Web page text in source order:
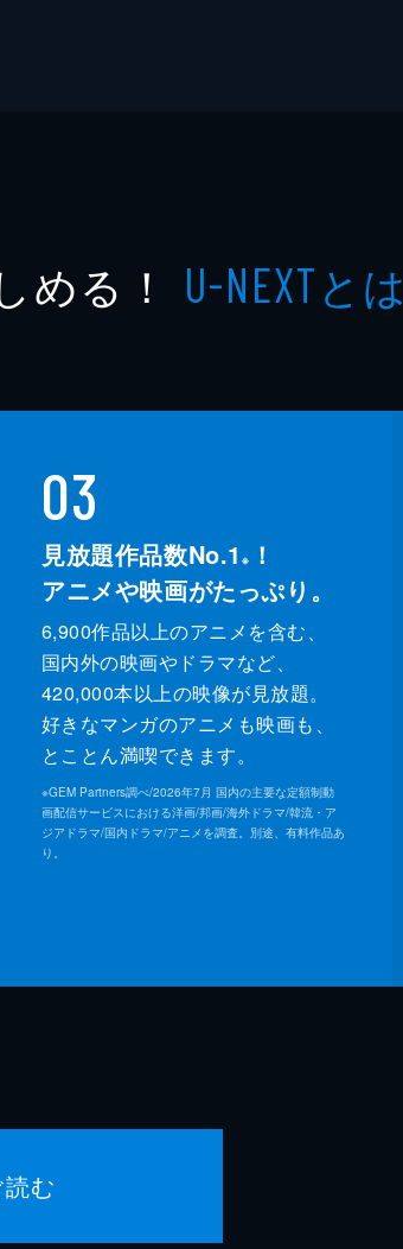
める！ U-NEXTとは
03
見放題作品数No.1 ※
！
アニメや映画がたっぷり。
6,900作品以上のアニメを含む、
国内外の映画やドラマなど、
420,000本以上の映像が見放題。
好きなマンガのアニメも映画も、
とことん満喫できます。
※GEM Partners調べ/2026年7⽉ 国内の主要な定額制動
画配信サービスにおける洋画/邦画/海外ドラマ/韓流・ア
ジアドラマ/国内ドラマ/アニメを調査。別途、有料作品あ
り。
む